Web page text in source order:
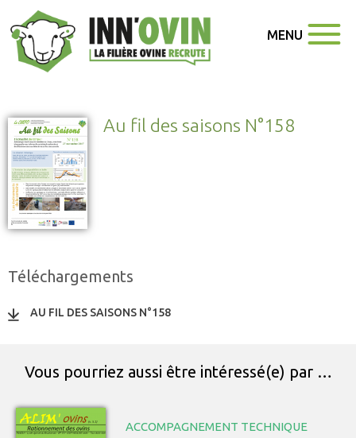
MENU
Au fil des saisons N°158
Téléchargements
AU FIL DES SAISONS N°158
Vous pourriez aussi être intéressé(e) par …
ACCOMPAGNEMENT TECHNIQUE